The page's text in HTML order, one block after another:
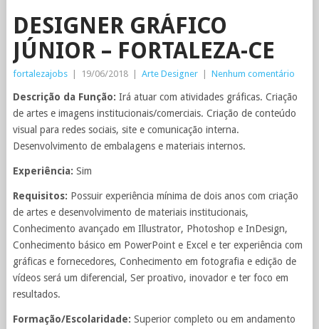
DESIGNER GRÁFICO
JÚNIOR – FORTALEZA-CE
fortalezajobs 19/06/2018 Arte Designer Nenhum comentário
Descrição da Função: Irá atuar com atividades gráficas. Criação
de artes e imagens institucionais/comerciais. Criação de conteúdo
visual para redes sociais, site e comunicação interna.
Desenvolvimento de embalagens e materiais internos.
Experiência: Sim
Requisitos: Possuir experiência mínima de dois anos com criação
de artes e desenvolvimento de materiais institucionais,
Conhecimento avançado em Illustrator, Photoshop e InDesign,
Conhecimento básico em PowerPoint e Excel e ter experiência com
gráficas e fornecedores, Conhecimento em fotografia e edição de
vídeos será um diferencial, Ser proativo, inovador e ter foco em
resultados.
Formação/Escolaridade: Superior completo ou em andamento